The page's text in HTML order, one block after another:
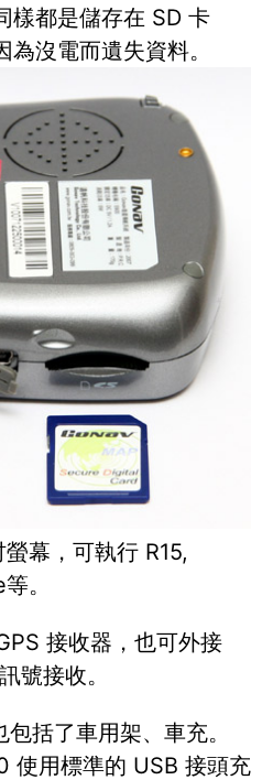
樣都是儲存在 SD 卡
沒電而遺失資料。
幕，可執行 R15,
。
接收器，也可外接
號接收。
括了車用架、車充。
使用標準的 USB 接頭充